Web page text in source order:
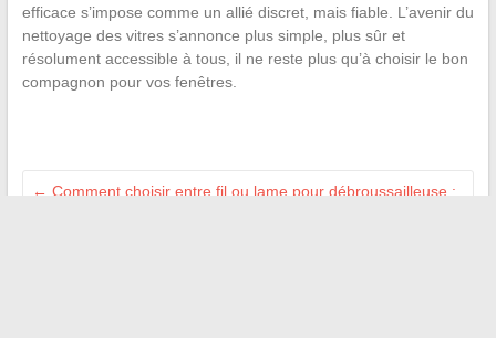
efficace s’impose comme un allié discret, mais fiable. L’avenir du
nettoyage des vitres s’annonce plus simple, plus sûr et
résolument accessible à tous, il ne reste plus qu’à choisir le bon
compagnon pour vos fenêtres.
← Comment choisir entre fil ou lame pour débroussailleuse :